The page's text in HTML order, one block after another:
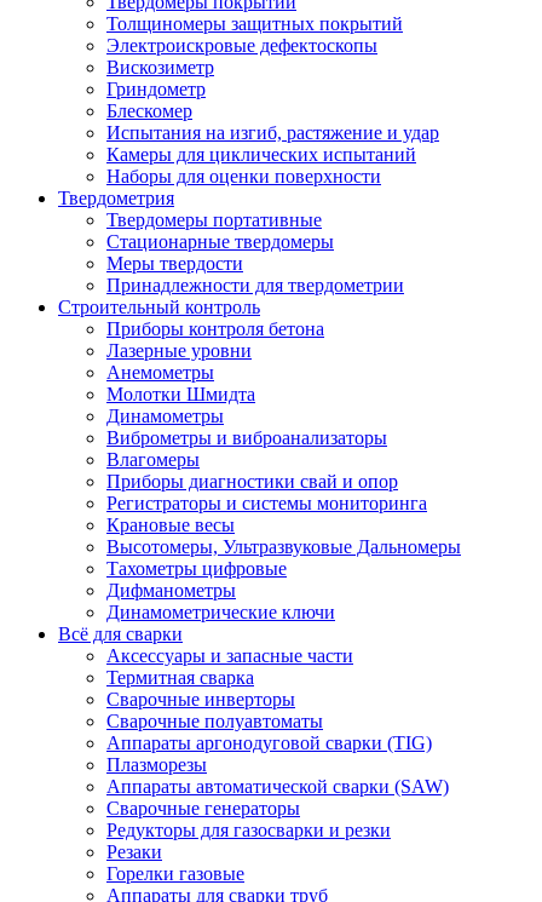
Толщиномеры защитных покрытий
Электроискровые дефектоскопы
Вискозиметр
Гриндометр
Блескомер
Испытания на изгиб, растяжение и удар
Камеры для циклических испытаний
Наборы для оценки поверхности
Твердометрия
Твердомеры портативные
Стационарные твердомеры
Меры твердости
Принадлежности для твердометрии
Строительный контроль
Приборы контроля бетона
Лазерные уровни
Анемометры
Молотки Шмидта
Динамометры
Виброметры и виброанализаторы
Влагомеры
Приборы диагностики свай и опор
Регистраторы и системы мониторинга
Крановые весы
Высотомеры, Ультразвуковые Дальномеры
Тахометры цифровые
Дифманометры
Динамометрические ключи
Всё для сварки
Аксессуары и запасные части
Термитная сварка
Сварочные инверторы
Сварочные полуавтоматы
Аппараты аргонодуговой сварки (TIG)
Плазморезы
Аппараты автоматической сварки (SAW)
Сварочные генераторы
Редукторы для газосварки и резки
Резаки
Горелки газовые
Аппараты для сварки труб